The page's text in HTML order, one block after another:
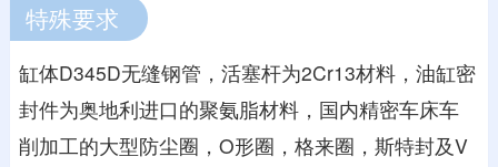
特殊要求
缸体D345D无缝钢管，活塞杆为2Cr13材料，油缸密
封件为奥地利进口的聚氨脂材料，国内精密车床车
削加工的大型防尘圈，O形圈，格来圈，斯特封及V